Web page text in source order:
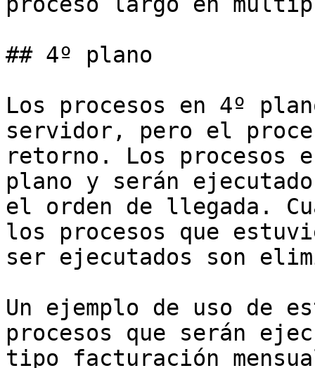
## 4º plano
Los procesos en 4º
servidor, pero el
retorno. Los procesos
plano y serán
el orden de llegada.
los procesos que
ser ejecutados son
Un ejemplo de uso de
procesos que serán